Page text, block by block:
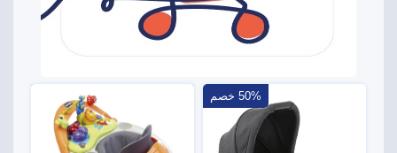
50% خصم